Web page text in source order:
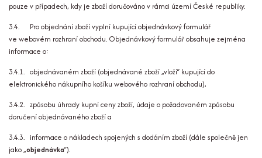
pouze v případech, kdy je zboží doručováno v rámci území České republiky.
3.4. Pro objednání zboží vyplní kupující objednávkový formulář
ve webovém rozhraní obchodu. Objednávkový formulář obsahuje zejména
informace o:
3.4.1. objednávaném zboží (objednávané zboží „vloží“ kupující do
elektronického nákupního košíku webového rozhraní obchodu),
3.4.2. způsobu úhrady kupní ceny zboží, údaje o požadovaném způsobu
doručení objednávaného zboží a
3.4.3. informace o nákladech spojených s dodáním zboží (dále společně jen
jako „objednávka“).